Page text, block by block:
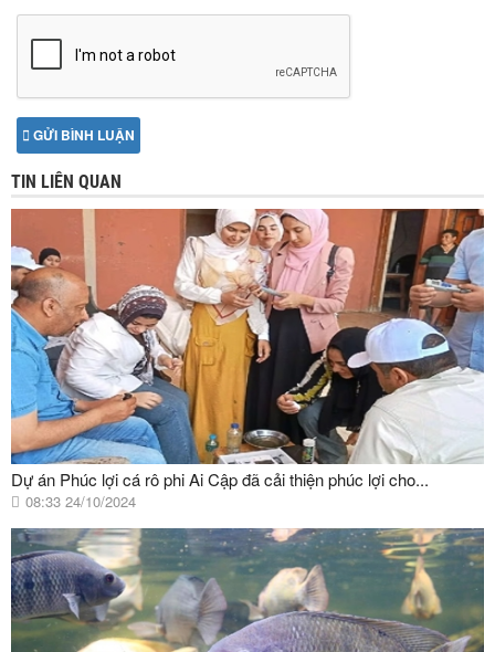
GỬI BÌNH LUẬN
TIN LIÊN QUAN
Dự án Phúc lợi cá rô phi Ai Cập đã cải thiện phúc lợi cho...
08:33 24/10/2024